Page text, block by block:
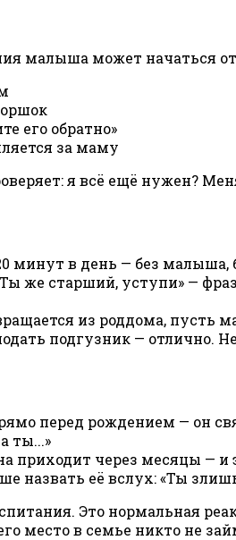
малыша может начаться
его обратно»
за маму
я всё ещё нужен?
минут в день — без малыша,
же старший, уступи» —
из роддома, пусть
подгузник — отлично.
перед рождением — он
ты...»
приходит через месяцы — и
назвать её вслух: «Ты
Это нормальная
место в семье никто не